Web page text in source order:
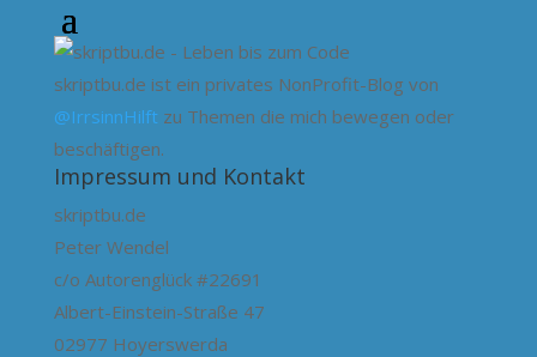
skriptbu.de ist ein privates NonProfit-Blog von
@IrrsinnHilftzu Themen die mich bewegen oder
beschäftigen.
Impressum und Kontakt
skriptbu.de
Peter Wendel
c/o Autorenglück #22691
Albert-Einstein-Straße 47
02977 Hoyerswerda